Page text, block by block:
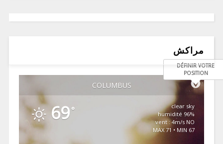
مراكش
COLUMBUS
DÉFINIR VOTRE
POSITION
69 °
clear sky
96% humidité
vent : 4m/s NO
MAX 71 • MIN 67